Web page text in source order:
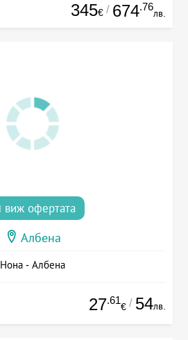
345€ / 674.76
лв.
виж офертата
Албена
Нона - Албена
27.61
€ / 54лв.